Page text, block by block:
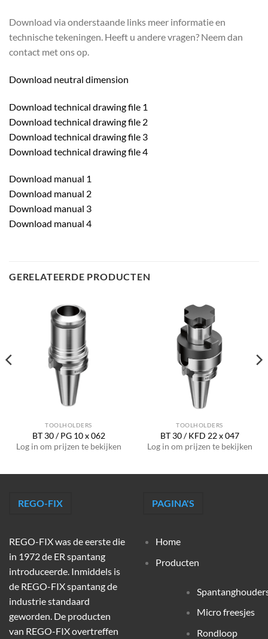
Download via onderstaande links meer informatie en
technische tekeningen. Heeft u andere vragen? Neem dan
contact met ons op.
Download neutral dimension
Download technical drawing file 1
Download technical drawing file 2
Download technical drawing file 3
Download technical drawing file 4
Download manual 1
Download manual 2
Download manual 3
Download manual 4
GERELATEERDE PRODUCTEN
TOOLHOLDERS
BT 30 / PG 10 x 062
Log in om prijzen te bekijken
TOOLHOLDERS
BT 30 / KFD 22 x 047
Log in om prijzen te bekijken
REGO-FIX
REGO-FIX was de eerste die
in 1972 de ER spantang
introduceerde. Inmiddels is
de REGO-FIX spantang de
industrie standaard
geworden. De producten
van REGO-FIX overtreffen
PAGINA'S
Home
Producten
Micro freesjes
Rondloop